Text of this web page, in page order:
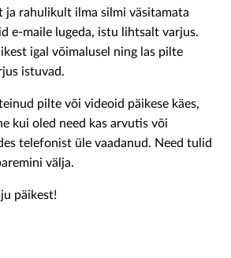
ja rahulikult ilma silmi väsitamata
e-maile lugeda, istu lihtsalt varjus.
igal võimalusel ning las pilte
istuvad.
pilte või videoid päikese käes,
kui oled need kas arvutis või
telefonist üle vaadanud. Need tulid
välja.
päikest!